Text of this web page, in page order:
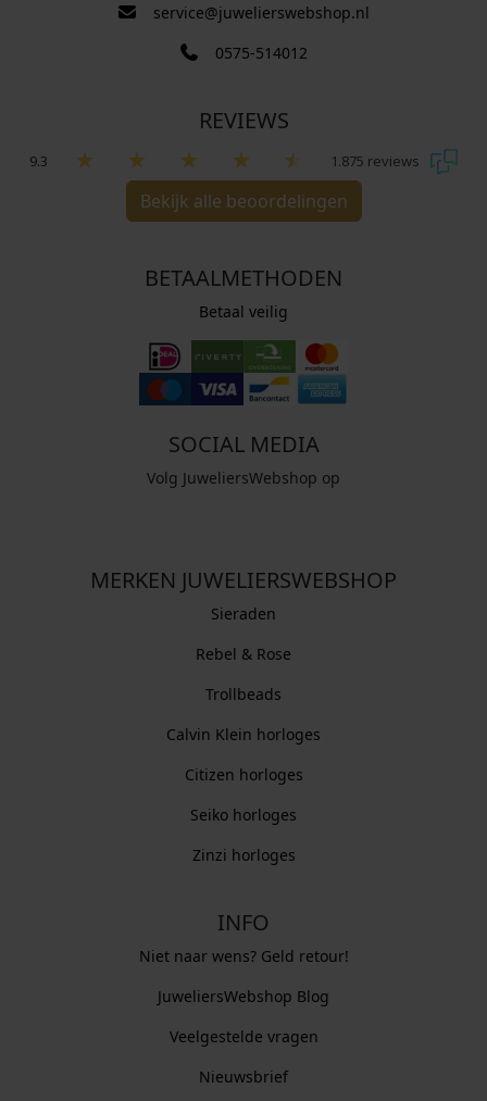
service@juwelierswebshop.nl
0575-514012
REVIEWS
9.3 1.875 reviews
Bekijk alle beoordelingen
BETAALMETHODEN
Betaal veilig
SOCIAL MEDIA
Volg JuweliersWebshop op
MERKEN JUWELIERSWEBSHOP
Sieraden
Rebel & Rose
Trollbeads
Calvin Klein horloges
Citizen horloges
Seiko horloges
Zinzi horloges
INFO
Niet naar wens? Geld retour!
JuweliersWebshop Blog
Veelgestelde vragen
Nieuwsbrief